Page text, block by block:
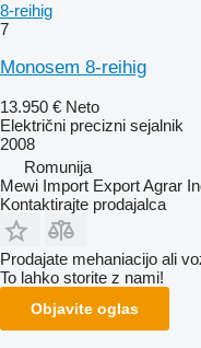
8-reihig
7
Monosem 8-reihig
13.950 € Neto
Električni precizni sejalnik
2008
Romunija
Mewi Import Export Agrar
Kontaktirajte prodajalca
Prodajate mehaniacijo ali
To lahko storite z nami!
Objavite oglas